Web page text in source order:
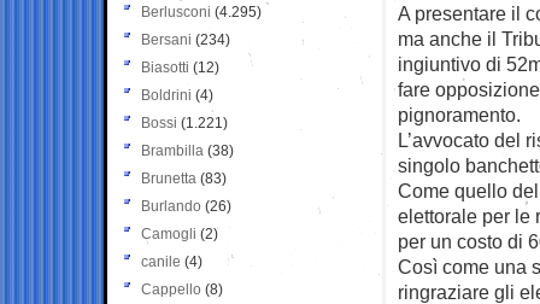
A presentare il
ma anche il
ingiuntivo di
fare
pignoramento.
L’avvocato del
singolo
Come quello
elettorale per le
per un costo di
Così come una
ringraziare gli
Berlusconi (4.295)
Bersani (234)
Biasotti (12)
Boldrini (4)
Bossi (1.221)
Brambilla (38)
Brunetta (83)
Burlando (26)
Camogli (2)
canile (4)
Cappello (8)